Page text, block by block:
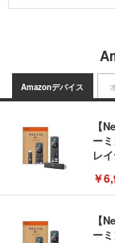
Amazonデバイス
【
ー
レ
￥
【
ー